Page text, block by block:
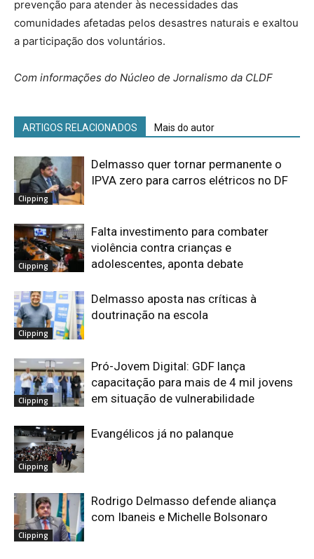
prevenção para atender às necessidades das
comunidades afetadas pelos desastres naturais e exaltou
a participação dos voluntários.
Com informações do ​​​​​​​Núcleo de Jornalismo da CLDF
ARTIGOS RELACIONADOS Mais do autor
Clipping
Delmasso quer tornar permanente o
IPVA zero para carros elétricos no DF
Clipping
Falta investimento para combater
violência contra crianças e
adolescentes, aponta debate
Clipping
Delmasso aposta nas críticas à
doutrinação na escola
Clipping
Pró-Jovem Digital: GDF lança
capacitação para mais de 4 mil jovens
em situação de vulnerabilidade
Clipping
Evangélicos já no palanque
Clipping
Rodrigo Delmasso defende aliança
com Ibaneis e Michelle Bolsonaro